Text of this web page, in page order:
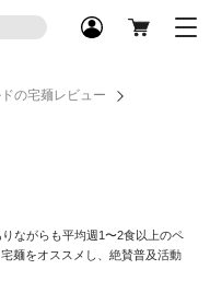
の宅麺レビュー
ながらも平均週1〜2食以上のペ
麺をオススメし、絶賛普及活動